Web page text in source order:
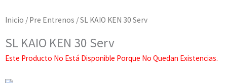
Inicio / Pre Entrenos / SL KAIO KEN 30 Serv
SL KAIO KEN 30 Serv
Este Producto No Está Disponible Porque No Quedan Existencias.